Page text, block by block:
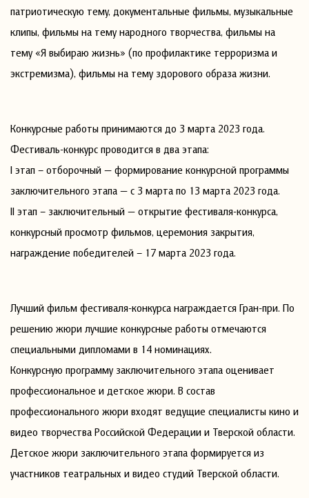
патриотическую тему, документальные фильмы, музыкальные
клипы, фильмы на тему народного творчества, фильмы на
тему «Я выбираю жизнь» (по профилактике терроризма и
экстремизма), фильмы на тему здорового образа жизни.
Конкурсные работы принимаются до 3 марта 2023 года.
Фестиваль-конкурс проводится в два этапа:
I этап – отборочный — формирование конкурсной программы
заключительного этапа — с 3 марта по 13 марта 2023 года.
II этап – заключительный — открытие фестиваля-конкурса,
конкурсный просмотр фильмов, церемония закрытия,
награждение победителей – 17 марта 2023 года.
Лучший фильм фестиваля-конкурса награждается Гран-при. По
решению жюри лучшие конкурсные работы отмечаются
специальными дипломами в 14 номинациях.
Конкурсную программу заключительного этапа оценивает
профессиональное и детское жюри. В состав
профессионального жюри входят ведущие специалисты кино и
видео творчества Российской Федерации и Тверской области.
Детское жюри заключительного этапа формируется из
участников театральных и видео студий Тверской области.